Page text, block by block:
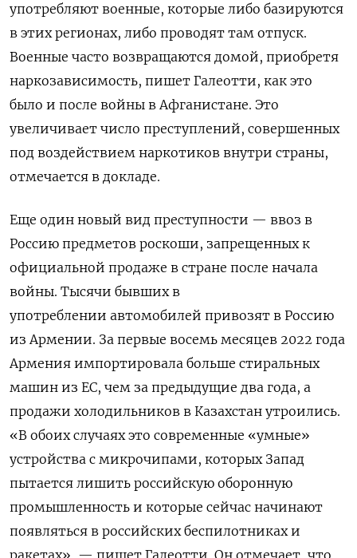
употребляют военные, которые либо базируются
в этих регионах, либо проводят там отпуск.
Военные часто возвращаются домой, приобретя
наркозависимость, пишет Галеотти, как это
было и после войны в Афганистане. Это
увеличивает число преступлений, совершенных
под воздействием наркотиков внутри страны,
отмечается в докладе.
Еще один новый вид преступности — ввоз в
Россию предметов роскоши, запрещенных к
официальной продаже в стране после начала
войны. Тысячи бывших в
употреблении автомобилей привозят в Россию
из Армении. За первые восемь месяцев 2022 года
Армения импортировала больше стиральных
машин из ЕС, чем за предыдущие два года, а
продажи холодильников в Казахстан утроились.
«В обоих случаях это современные «умные»
устройства с микрочипами, которых Запад
пытается лишить российскую оборонную
промышленность и которые сейчас начинают
появляться в российских беспилотниках и
ракетах», — пишет Галеотти. Он отмечает, что